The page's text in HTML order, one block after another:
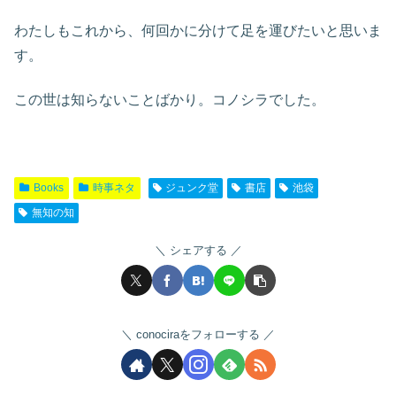
わたしもこれから、何回かに分けて足を運びたいと思いま
す。
この世は知らないことばかり。コノシラでした。
Books 時事ネタ ジュンク堂 書店
池袋
無知の知
シェアする
conociraをフォローする